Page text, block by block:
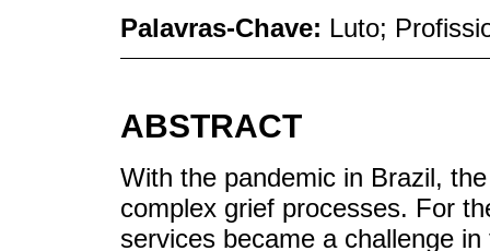
Palavras-Chave: Luto;
ABSTRACT
With the pandemic in Brazil,
complex grief processes. For
services became a challenge